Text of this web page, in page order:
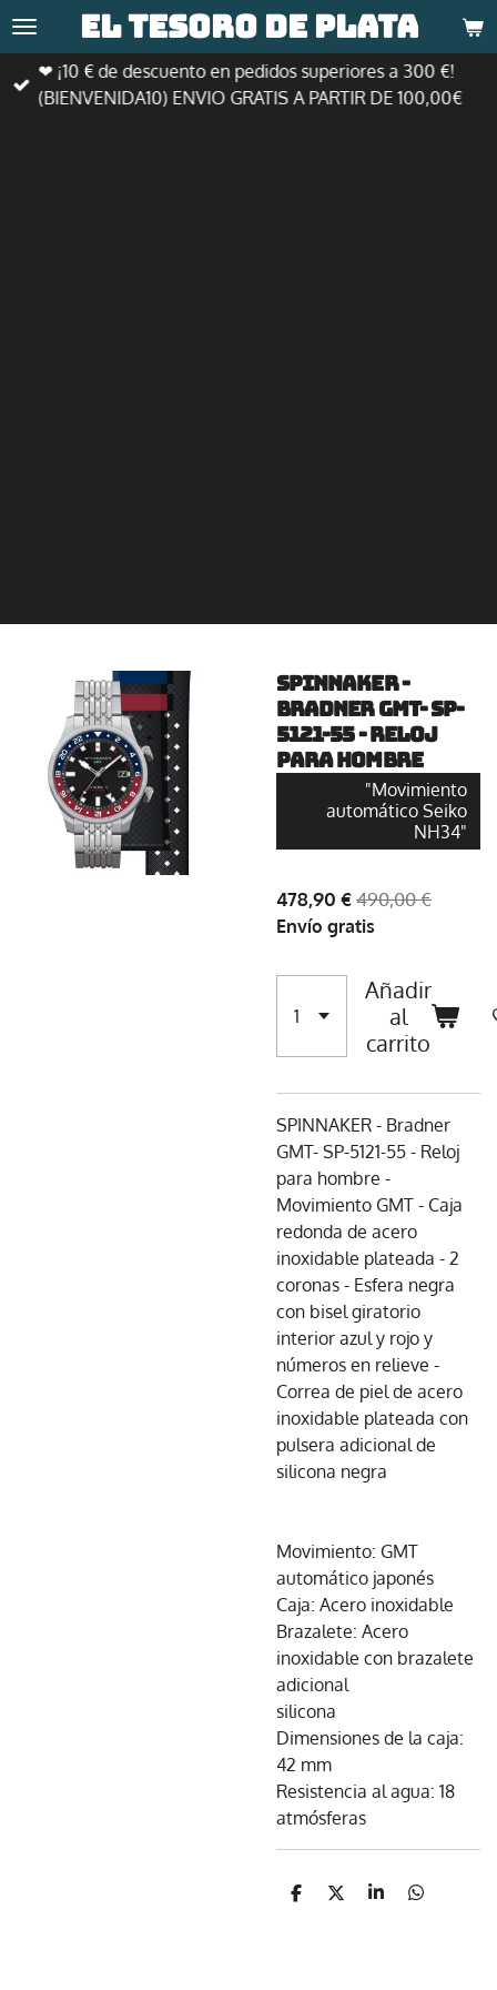
Ir
al
contenido
principal
El tesoro de plata
❤ ¡10 € de descuento en pedidos superiores a 300 €!
(BIENVENIDA10) ENVIO GRATIS A PARTIR DE 100,00€
SPINNAKER -
Bradner GMT- SP-
5121-55 - Reloj
para hombre
"Movimiento
automático Seiko
NH34"
478,90 €490,00 €
Envío gratis
Añadir
al
carrito
SPINNAKER - Bradner
GMT- SP-5121-55 - Reloj
para hombre -
Movimiento GMT - Caja
redonda de acero
inoxidable plateada - 2
coronas - Esfera negra
con bisel giratorio
interior azul y rojo y
números en relieve -
Correa de piel de acero
inoxidable plateada con
pulsera adicional de
silicona negra
Movimiento: GMT
automático japonés
Caja: Acero inoxidable
Brazalete: Acero
inoxidable con brazalete
adicional
silicona
Dimensiones de la caja:
42 mm
Resistencia al agua: 18
atmósferas
C
C
C
C